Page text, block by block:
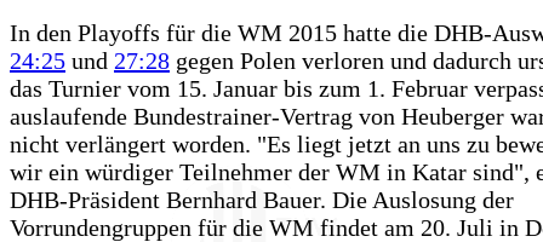
In den Playoffs für die WM 2015 hatte die DHB-
24:25 und 27:28 gegen Polen verloren und dadurch
das Turnier vom 15. Januar bis zum 1. Februar
auslaufende Bundestrainer-Vertrag von Heuberger
nicht verlängert worden. "Es liegt jetzt an uns zu
wir ein würdiger Teilnehmer der WM in Katar sind",
DHB-Präsident Bernhard Bauer. Die Auslosung der
Vorrundengruppen für die WM findet am 20. Juli in